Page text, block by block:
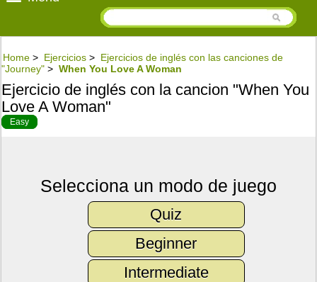
Home > Ejercicios > Ejercicios de inglés con las canciones de
"Journey" > When You Love A Woman
Ejercicio de inglés con la cancion "When You
Love A Woman"
Easy
Selecciona un modo de juego
Quiz
Beginner
Intermediate